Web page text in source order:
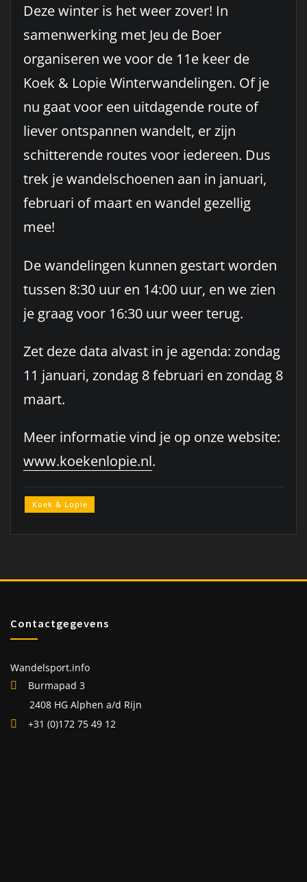
Deze winter is het weer zover! In
samenwerking met Jeu de Boer
organiseren we voor de 11e keer de
Koek & Lopie Winterwandelingen. Of je
nu gaat voor een uitdagende route of
liever ontspannen wandelt, er zijn
schitterende routes voor iedereen. Dus
trek je wandelschoenen aan in januari,
februari of maart en wandel gezellig
mee!
De wandelingen kunnen gestart worden
tussen 8:30 uur en 14:00 uur, en we zien
je graag voor 16:30 uur weer terug.
Zet deze data alvast in je agenda: zondag
11 januari, zondag 8 februari en zondag 8
maart.
Meer informatie vind je op onze website:
www.koekenlopie.nl.
Koek & Lopie
Contactgegevens
Wandelsport.info
Burmapad 3
2408 HG Alphen a/d Rijn
+31 (0)172 75 49 12